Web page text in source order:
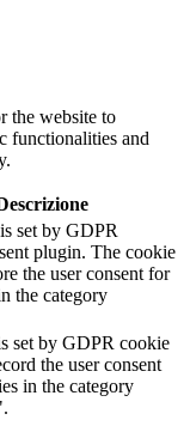
the website to
functionalities and
set by GDPR
plugin. The cookie
the user consent for
the category
set by GDPR cookie
the user consent
in the category